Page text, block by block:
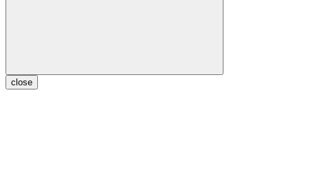
close